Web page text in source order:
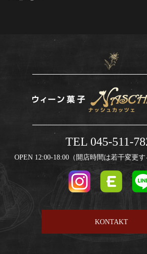
TEL 045-511-
OPEN 12:00-18:00（開店時間は若干変更す
KONTAKT